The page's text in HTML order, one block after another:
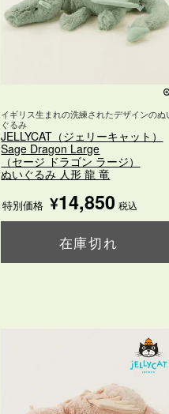
イギリス生まれの洗練されたデザインのぬ
ぐるみ
JELLYCAT（ジェリーキャット）
Sage Dragon Large
（セージ ドラゴン ラージ）
ぬいぐるみ 人形 龍 竜
特別価格 ¥14,850 税込
在庫切れ
購入ページを見る